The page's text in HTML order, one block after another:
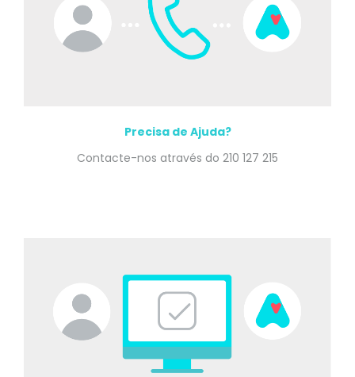
Precisa de Ajuda?
Contacte-nos através do 210 127 215